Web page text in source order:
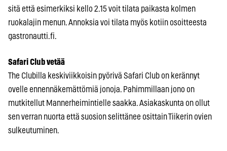
sitä että esimerkiksi kello 2.15 voit tilata paikasta kolmen
ruokalajin menun. Annoksia voi tilata myös kotiin osoitteesta
gastronautti.fi.
Safari Club vetää
The Clubilla keskiviikkoisin pyörivä Safari Club on kerännyt
ovelle ennennäkemättömiä jonoja. Pahimmillaan jono on
mutkitellut Mannerheimintielle saakka. Asiakaskunta on ollut
sen verran nuorta että suosion selittänee osittain Tiikerin ovien
sulkeutuminen.